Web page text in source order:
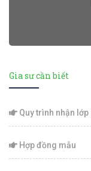
Gia sư cần biết
Quy trình nhận lớp
Hợp đồng mẫu